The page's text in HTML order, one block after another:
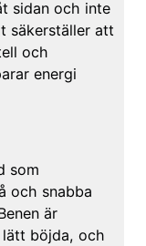
sidan och inte
säkerställer att
och
energi
som
och snabba
är
lätt böjda, och